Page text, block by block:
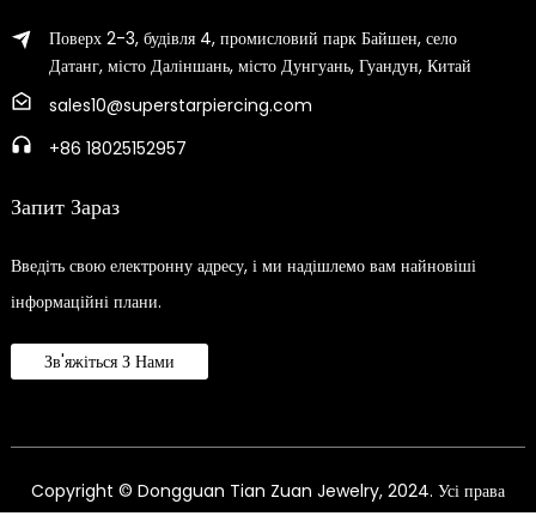
Поверх 2-3, будівля 4, промисловий парк Байшен, село
Датанг, місто Даліншань, місто Дунгуань, Гуандун, Китай
sales10@superstarpiercing.com
+86 18025152957
Запит Зараз
Введіть свою електронну адресу, і ми надішлемо вам найновіші
інформаційні плани.
Зв'яжіться З Нами
Copyright © Dongguan Tian Zuan Jewelry, 2024. Усі права